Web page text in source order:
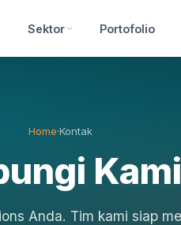
Sektor Portofolio
Home·Kontak
Kami
Anda. Tim kami siap